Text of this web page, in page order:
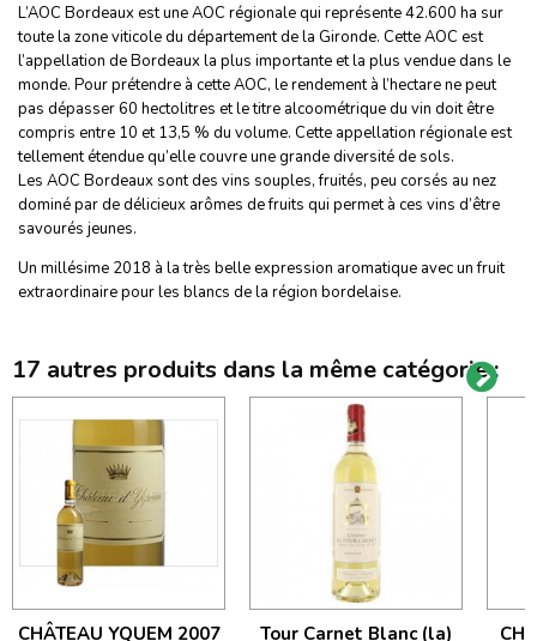
L’AOC Bordeaux est une AOC régionale qui représente 42.600 ha sur
toute la zone viticole du département de la Gironde. Cette AOC est
l’appellation de Bordeaux la plus importante et la plus vendue dans le
monde. Pour prétendre à cette AOC, le rendement à l’hectare ne peut
pas dépasser 60 hectolitres et le titre alcoométrique du vin doit être
compris entre 10 et 13,5 % du volume. Cette appellation régionale est
tellement étendue qu’elle couvre une grande diversité de sols.
Les AOC Bordeaux sont des vins souples, fruités, peu corsés au nez
dominé par de délicieux arômes de fruits qui permet à ces vins d’être
savourés jeunes.
Un millésime 2018 à la très belle expression aromatique avec un fruit
extraordinaire pour les blancs de la région bordelaise.
17 autres produits dans la même catégorie :
CHÂTEAU YQUEM 2007
Tour Carnet Blanc (la)